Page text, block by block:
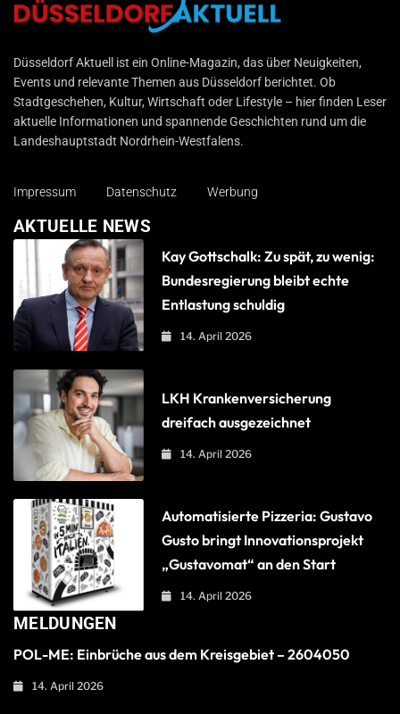
Düsseldorf Aktuell
Düsseldorf Aktuell ist ein Online-Magazin, das über Neuigkeiten,
Events und relevante Themen aus Düsseldorf berichtet. Ob
Stadtgeschehen, Kultur, Wirtschaft oder Lifestyle – hier finden Leser
aktuelle Informationen und spannende Geschichten rund um die
Landeshauptstadt Nordrhein-Westfalens.
Impressum Datenschutz Werbung
AKTUELLE NEWS
Kay Gottschalk: Zu spät, zu wenig:
Bundesregierung bleibt echte
Entlastung schuldig
14. April 2026
LKH Krankenversicherung
dreifach ausgezeichnet
14. April 2026
Automatisierte Pizzeria: Gustavo
Gusto bringt Innovationsprojekt
„Gustavomat“ an den Start
14. April 2026
MELDUNGEN
POL-ME: Einbrüche aus dem Kreisgebiet – 2604050
14. April 2026